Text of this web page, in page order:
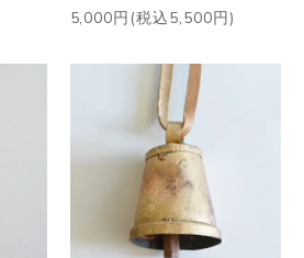
5,000円(税込5,500円)